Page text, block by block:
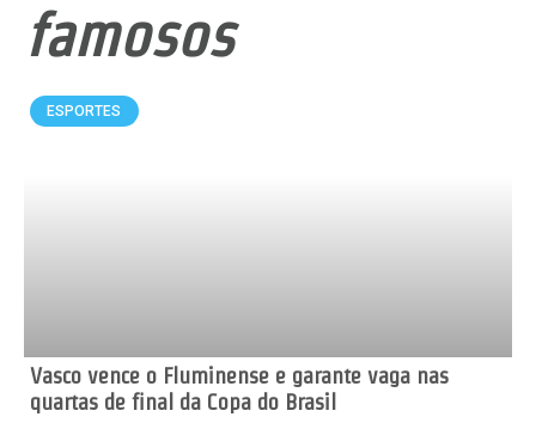
famosos
ESPORTES
Vasco vence o Fluminense e garante vaga nas
quartas de final da Copa do Brasil